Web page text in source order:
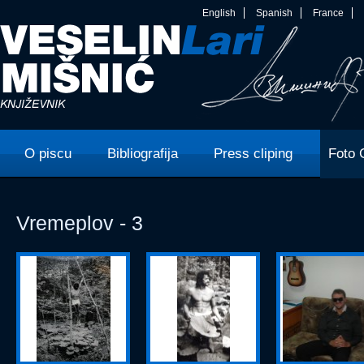
English Spanish France
O piscu Bibliografija Press cliping Foto
Vremeplov - 3